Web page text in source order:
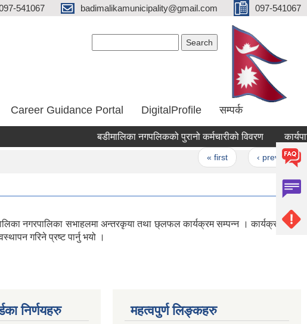
541067 badimalikamunicipality@gmail.com 097-541067
Career Guidance Portal DigitalProfile सम्पर्क
बडीमालिका नगपलिकको पुरानो कर्मचारीको विवरण
« first ‹ previous
नगरपालिका सभाहलमा अन्तरकृया तथा छ्लफल कार्यक्रम सम्पन्न । कार्यक्रममा
गरिने प्रष्ट पार्नु भयो ।
निर्णयहरु महत्वपुर्ण लिङ्कहरु